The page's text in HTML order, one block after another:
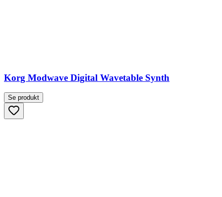
Korg Modwave Digital Wavetable Synth
Se produkt